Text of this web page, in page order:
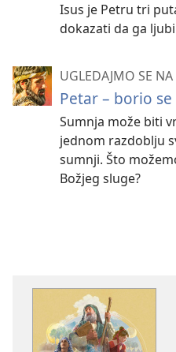
Isus je Petru tri
dokazati da ga
UGLEDAJMO SE
Petar – borio
Sumnja može biti
jednom razdoblju
sumnji. Što
Božjeg sluge?